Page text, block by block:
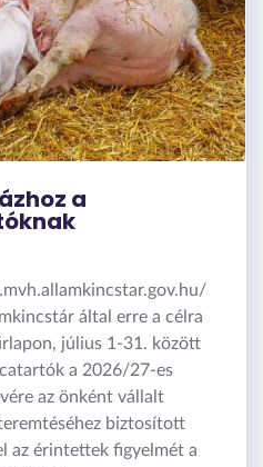
a
által erre a célra
július 1-31. között
a 2026/27-es
az önként vállalt
biztosított
az érintettek figyelmét a